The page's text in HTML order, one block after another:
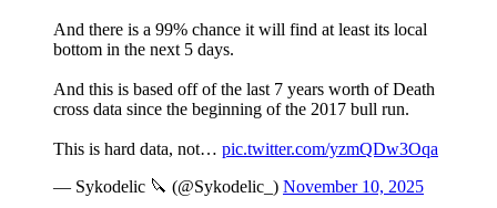
And there is a 99% chance it will find at least its local
bottom in the next 5 days.
And this is based off of the last 7 years worth of Death
cross data since the beginning of the 2017 bull run.
This is hard data, not… pic.twitter.com/yzmQDw3Oqa
— Sykodelic 🔪 (@Sykodelic_) November 10, 2025